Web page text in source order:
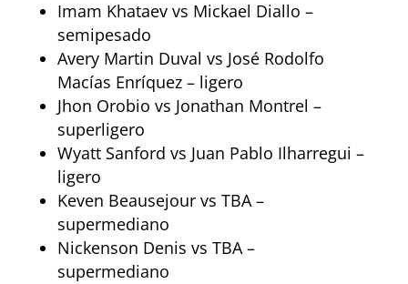
Imam Khataev vs Mickael Diallo –
semipesado
Avery Martin Duval vs José Rodolfo
Macías Enríquez – ligero
Jhon Orobio vs Jonathan Montrel –
superligero
Wyatt Sanford vs Juan Pablo Ilharregui –
ligero
Keven Beausejour vs TBA –
supermediano
Nickenson Denis vs TBA –
supermediano